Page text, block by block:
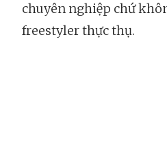
chuyên nghiệp chứ
freestyler thực thụ.